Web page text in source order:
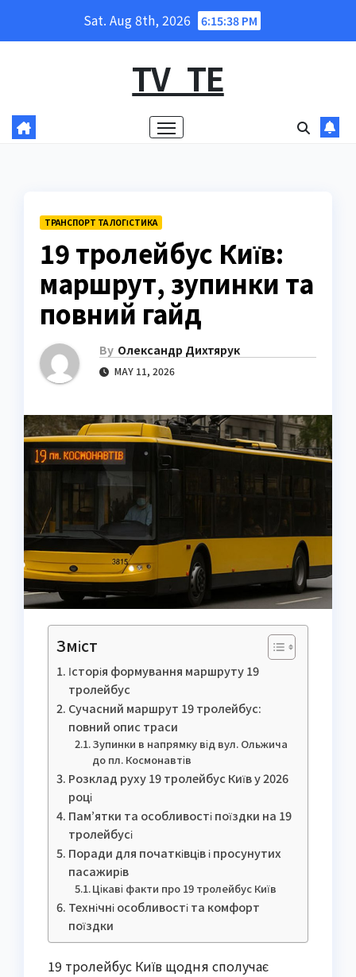
Sat. Aug 8th, 2026 6:15:40 PM
TV_TE
ТРАНСПОРТ ТА ЛОГІСТИКА
19 тролейбус Київ:
маршрут, зупинки та
повний гайд
By Олександр Дихтярук
MAY 11, 2026
Зміст
Історія формування маршруту 19
тролейбус
Сучасний маршрут 19 тролейбус:
повний опис траси
Зупинки в напрямку від вул. Ольжича
до пл. Космонавтів
Розклад руху 19 тролейбус Київ у 2026
році
Пам’ятки та особливості поїздки на 19
тролейбусі
Поради для початківців і просунутих
пасажирів
Цікаві факти про 19 тролейбус Київ
Технічні особливості та комфорт
поїздки
19 тролейбус Київ щодня сполучає